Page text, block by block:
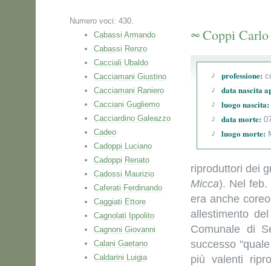
Numero voci: 430.
Cabassi Armando
Cabassi Renzo
Cacciali Ubaldo
Cacciamani Giustino
Cacciamani Raniero
Cacciani Gugliemo
Cacciardino Galeazzo
Cadeo
Cadoppi Luciano
Cadoppi Renato
Cadossi Maurizio
Caferati Ferdinando
Caggiati Ettore
Cagnolati Ippolito
Cagnoni Giovanni
Calani Gaetano
Caldarini Luigia
Coppi Carlo
professione:
data nascita
luogo nascita:
data morte:
luogo morte:
riproduttori dei
Micca). Nel feb.
era anche
allestimento
Comunale di
successo
più valenti